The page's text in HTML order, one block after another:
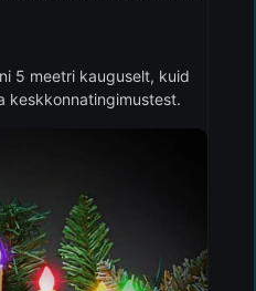
5 meetri kauguselt, kuid
keskkonnatingimustest.